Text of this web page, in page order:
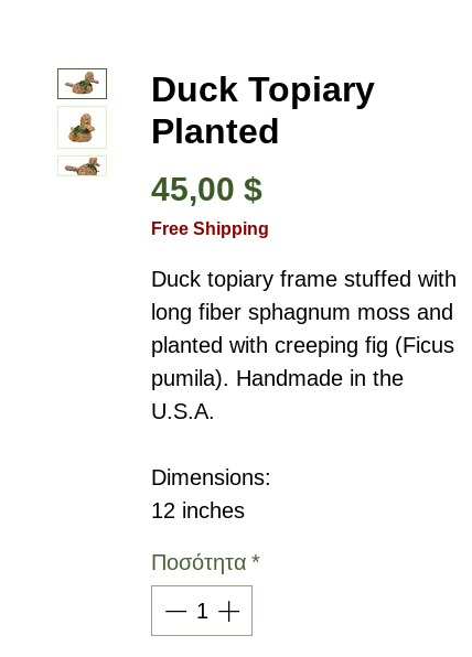
Duck Topiary
Planted
45,00 $Τιμή
Free Shipping
Duck topiary frame stuffed with
long fiber sphagnum moss and
planted with creeping fig (Ficus
pumila). Handmade in the
U.S.A.
Dimensions:
12 inches
Ποσότητα *